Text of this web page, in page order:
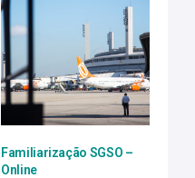
Familiarização SGSO –
Online